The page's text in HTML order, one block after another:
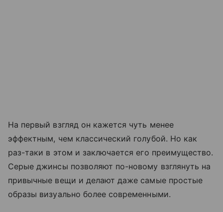
На первый взгляд он кажется чуть менее
эффектным, чем классический голубой. Но как
раз-таки в этом и заключается его преимущество.
Серые джинсы позволяют по-новому взглянуть на
привычные вещи и делают даже самые простые
образы визуально более современными.